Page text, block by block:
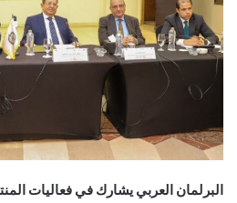
البرلمان العربي يشارك في فعاليات